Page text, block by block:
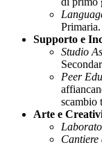
Primaria.
Supporto e
Studio
Peer
scambio
Arte e